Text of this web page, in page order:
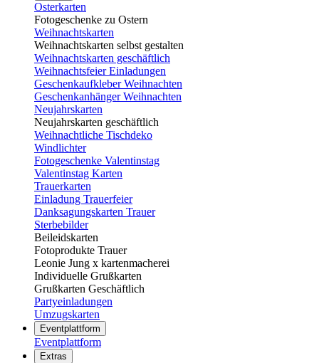
Osterkarten
Fotogeschenke zu Ostern
Weihnachtskarten
Weihnachtskarten selbst gestalten
Weihnachtskarten geschäftlich
Weihnachtsfeier Einladungen
Geschenkaufkleber Weihnachten
Geschenkanhänger Weihnachten
Neujahrskarten
Neujahrskarten geschäftlich
Weihnachtliche Tischdeko
Windlichter
Fotogeschenke Valentinstag
Valentinstag Karten
Trauerkarten
Einladung Trauerfeier
Danksagungskarten Trauer
Sterbebilder
Beileidskarten
Fotoprodukte Trauer
Leonie Jung x kartenmacherei
Individuelle Grußkarten
Grußkarten Geschäftlich
Partyeinladungen
Umzugskarten
Eventplattform
Eventplattform
Extras